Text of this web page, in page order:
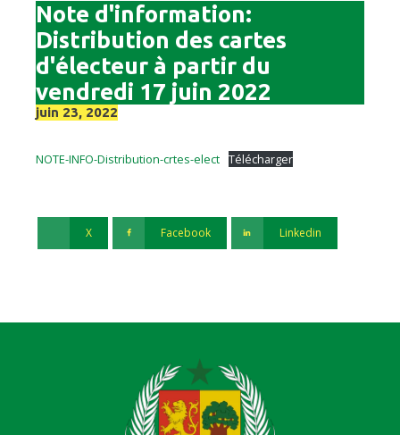
Note d'information:
Distribution des cartes
d'électeur à partir du
vendredi 17 juin 2022
juin 23, 2022
NOTE-INFO-Distribution-crtes-elect Télécharger
X Facebook Linkedin